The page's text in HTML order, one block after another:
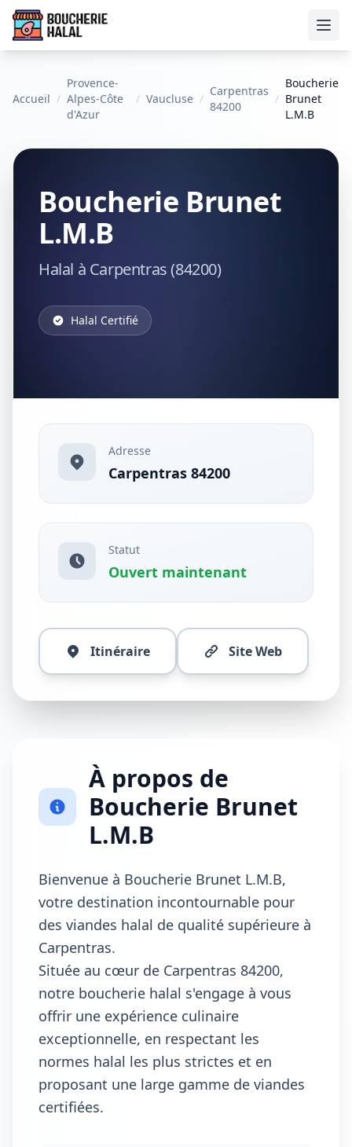
Accueil /
Provence-
Alpes-Côte
d'Azur
/ Vaucluse /
Carpentras
84200
/
Boucherie
Brunet
L.M.B
Boucherie Brunet
L.M.B
Halal à Carpentras (84200)
Halal Certifié
Adresse
Carpentras 84200
Statut
Ouvert maintenant
Itinéraire Site Web
À propos de
Boucherie Brunet
L.M.B
Bienvenue à Boucherie Brunet L.M.B,
votre destination incontournable pour
des viandes halal de qualité supérieure à
Carpentras.
Située au cœur de Carpentras 84200,
notre boucherie halal s'engage à vous
offrir une expérience culinaire
exceptionnelle, en respectant les
normes halal les plus strictes et en
proposant une large gamme de viandes
certifiées.